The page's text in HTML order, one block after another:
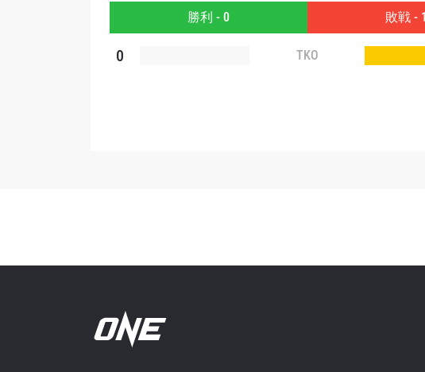
勝利 - 0 敗戦 - 1
0 TKO
このフォームを
シーに基づく情報
お客様